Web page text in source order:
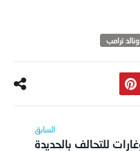
ترامب
للتحالف بالحديدة